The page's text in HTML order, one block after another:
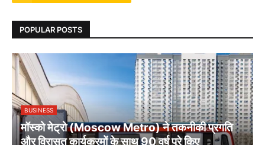
POPULAR POSTS
BUSINESS
मॉस्को मेट्रो (Moscow Metro) ने तकनीकी प्रगति
और विरासत कार्यक्रमों के साथ 90 वर्ष पूरे किए